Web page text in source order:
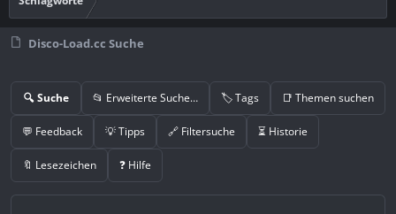
Disco-Load.cc Suche
🔍 Suche 📂 Erweiterte Suche… 🏷️ Tags 📑 Themen suchen
💬 Feedback 💡 Tipps 🔗 Filtersuche ⏳ Historie
🔖 Lesezeichen ❓ Hilfe